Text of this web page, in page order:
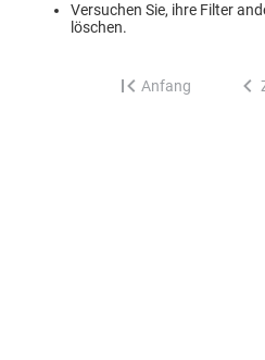
Versuchen Sie, ihre Filter
löschen.
Anfang